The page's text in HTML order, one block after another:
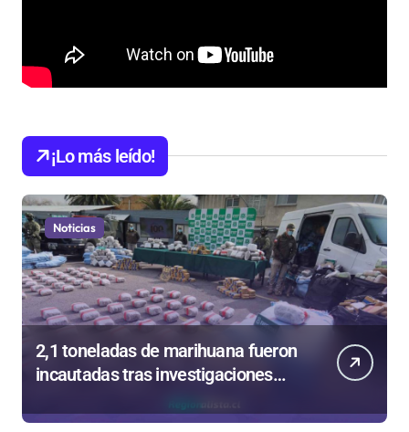
¡Lo más leído!
Noticias
2,1 toneladas de marihuana fueron
incautadas tras investigaciones